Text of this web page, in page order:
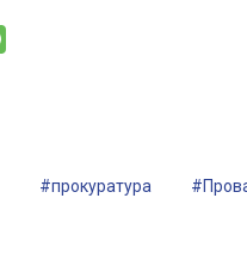
#прокуратура